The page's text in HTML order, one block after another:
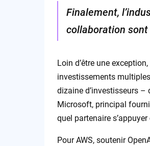
Finalement,
collaboration
Loin d’être une
investissements
dizaine d’investisseurs
Microsoft, principal
quel partenaire
Pour AWS, soutenir